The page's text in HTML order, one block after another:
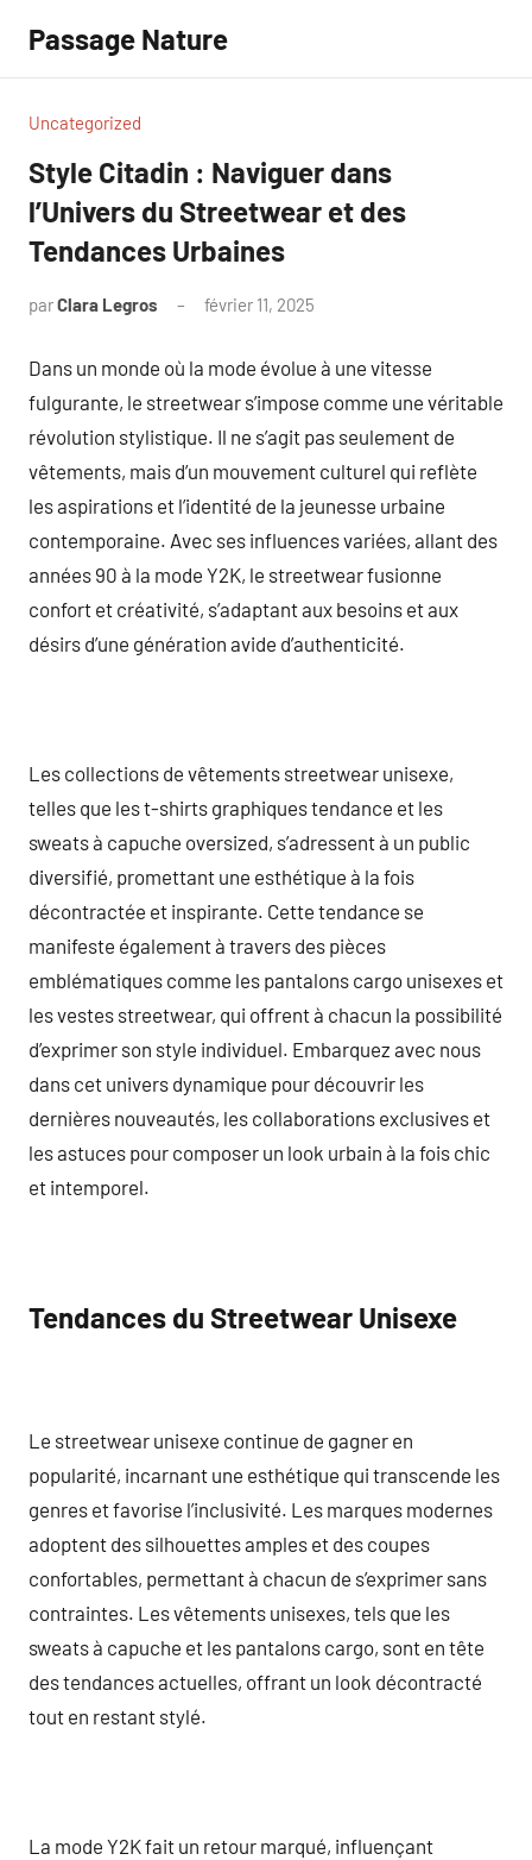
contenu
Passage Nature
Uncategorized
Style Citadin : Naviguer dans
l’Univers du Streetwear et des
Tendances Urbaines
parClara Legros février 11, 2025
Dans un monde où la mode évolue à une vitesse
fulgurante, le streetwear s’impose comme une véritable
révolution stylistique. Il ne s’agit pas seulement de
vêtements, mais d’un mouvement culturel qui reflète
les aspirations et l’identité de la jeunesse urbaine
contemporaine. Avec ses influences variées, allant des
années 90 à la mode Y2K, le streetwear fusionne
confort et créativité, s’adaptant aux besoins et aux
désirs d’une génération avide d’authenticité.
Les collections de vêtements streetwear unisexe,
telles que les t-shirts graphiques tendance et les
sweats à capuche oversized, s’adressent à un public
diversifié, promettant une esthétique à la fois
décontractée et inspirante. Cette tendance se
manifeste également à travers des pièces
emblématiques comme les pantalons cargo unisexes et
les vestes streetwear, qui offrent à chacun la possibilité
d’exprimer son style individuel. Embarquez avec nous
dans cet univers dynamique pour découvrir les
dernières nouveautés, les collaborations exclusives et
les astuces pour composer un look urbain à la fois chic
et intemporel.
Tendances du Streetwear Unisexe
Le streetwear unisexe continue de gagner en
popularité, incarnant une esthétique qui transcende les
genres et favorise l’inclusivité. Les marques modernes
adoptent des silhouettes amples et des coupes
confortables, permettant à chacun de s’exprimer sans
contraintes. Les vêtements unisexes, tels que les
sweats à capuche et les pantalons cargo, sont en tête
des tendances actuelles, offrant un look décontracté
tout en restant stylé.
La mode Y2K fait un retour marqué, influençant